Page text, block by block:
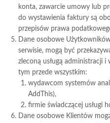
konta, zawarcie umowy lub
do wystawienia faktury są
przepisów prawa
Dane osobowe
serwisie, mogą być
zleconą usługą administracji
tym przede wszystkim:
wydawcom systemów
AddThis),
firmie świadczącej usługi
Dane osobowe Klientów